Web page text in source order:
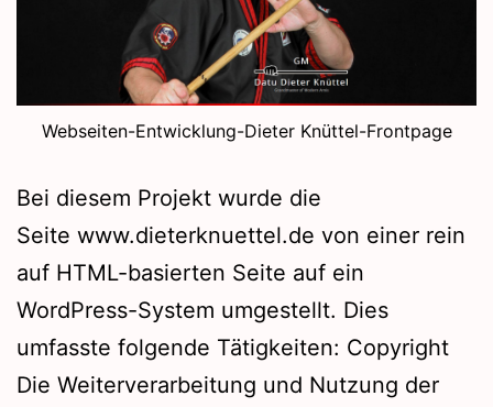
Webseiten-Entwicklung-Dieter Knüttel-Frontpage
Bei diesem Projekt wurde die
Seite www.dieterknuettel.de von einer rein
auf HTML-basierten Seite auf ein
WordPress-System umgestellt. Dies
umfasste folgende Tätigkeiten: Copyright
Die Weiterverarbeitung und Nutzung der